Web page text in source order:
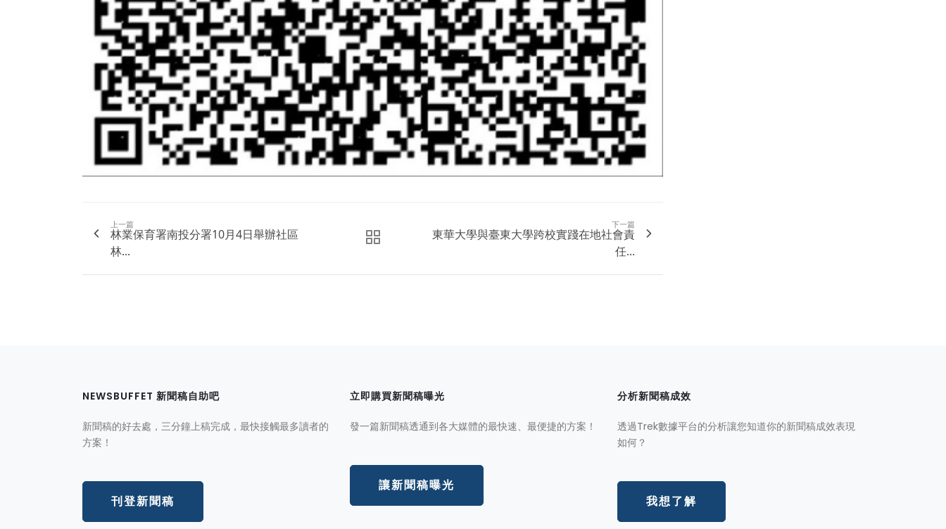
上一篇
林業保育署南投分署10月4日舉辦社區
林...
下一篇
東華大學與臺東大學跨校實踐在地社會責
任...
NEWSBUFFET 新聞稿自助吧
新聞稿的好去處，三分鐘上稿完成，最快接觸最多讀者的
方案！
刊登新聞稿
立即購買新聞稿曝光
發一篇新聞稿透通到各大媒體的最快速、最便捷的方案！
讓新聞稿曝光
分析新聞稿成效
透過Trek數據平台的分析讓您知道你的新聞稿成效表現
如何？
我想了解